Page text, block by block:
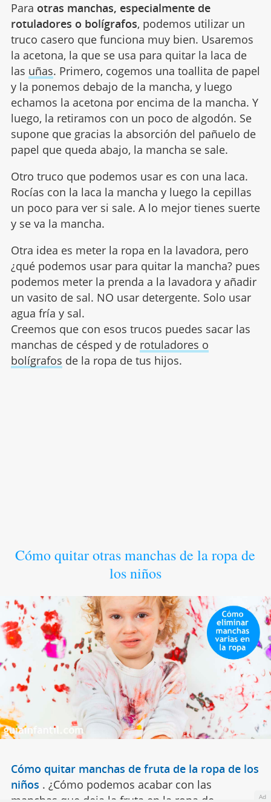
Para otras manchas, especialmente de
rotuladores o bolígrafos, podemos utilizar un
truco casero que funciona muy bien. Usaremos
la acetona, la que se usa para quitar la laca de
las uñas. Primero, cogemos una toallita de papel
y la ponemos debajo de la mancha, y luego
echamos la acetona por encima de la mancha. Y
luego, la retiramos con un poco de algodón. Se
supone que gracias la absorción del pañuelo de
papel que queda abajo, la mancha se sale.
Otro truco que podemos usar es con una laca.
Rocías con la laca la mancha y luego la cepillas
un poco para ver si sale. A lo mejor tienes suerte
y se va la mancha.
Otra idea es meter la ropa en la lavadora, pero
¿qué podemos usar para quitar la mancha? pues
podemos meter la prenda a la lavadora y añadir
un vasito de sal. NO usar detergente. Solo usar
agua fría y sal.
Creemos que con esos trucos puedes sacar las
manchas de césped y de rotuladores o
bolígrafos de la ropa de tus hijos.
Cómo quitar otras manchas de la ropa de
los niños
Cómo quitar manchas de fruta de la ropa de los
niños . ¿Cómo podemos acabar con las
Ad